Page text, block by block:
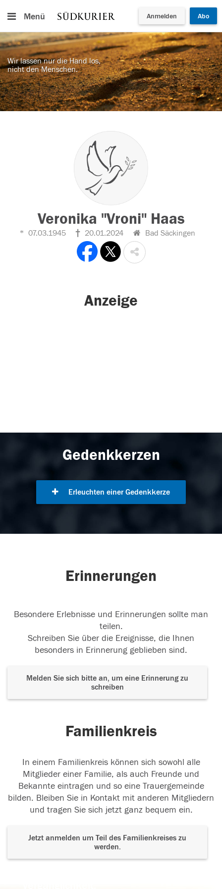
Menü Anmelden Abo
Wir lassen nur die Hand los,
nicht den Menschen.
Veronika "Vroni" Haas
07.03.1945 20.01.2024 Bad Säckingen
Anzeige
Gedenkkerzen
Erleuchten einer Gedenkkerze
Erinnerungen
Besondere Erlebnisse und Erinnerungen sollte man
teilen.
Schreiben Sie über die Ereignisse, die Ihnen
besonders in Erinnerung geblieben sind.
Melden Sie sich bitte an, um eine Erinnerung zu
schreiben
Familienkreis
In einem Familienkreis können sich sowohl alle
Mitglieder einer Familie, als auch Freunde und
Bekannte eintragen und so eine Trauergemeinde
bilden. Bleiben Sie in Kontakt mit anderen Mitgliedern
und tragen Sie sich jetzt ganz bequem ein.
Jetzt anmelden um Teil des Familienkreises zu
werden.